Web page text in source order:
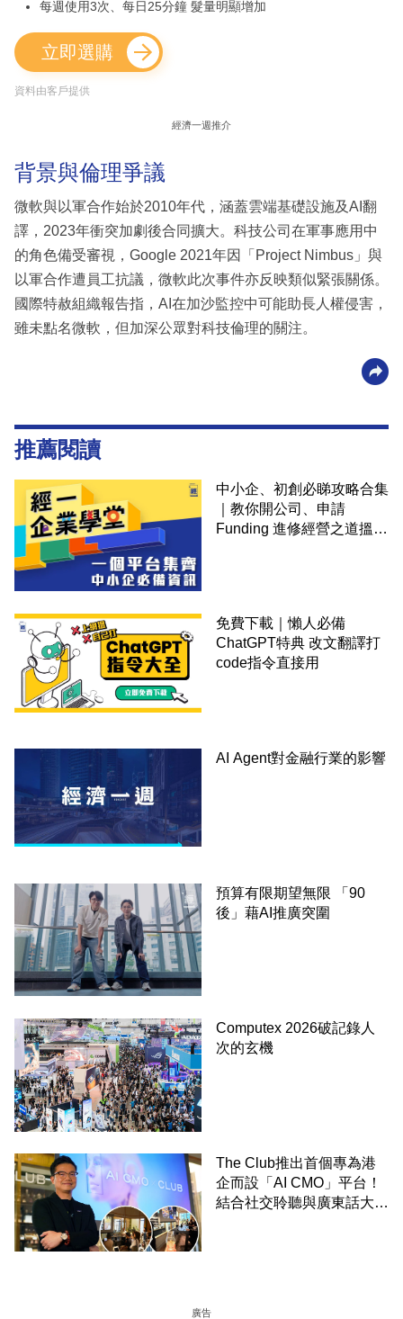
每週使用3次、每日25分鐘 髮量明顯增加
立即選購
資料由客戶提供
經濟一週推介
背景與倫理爭議
微軟與以軍合作始於2010年代，涵蓋雲端基礎設施及AI翻
譯，2023年衝突加劇後合同擴大。科技公司在軍事應用中
的角色備受審視，Google 2021年因「Project Nimbus」與
以軍合作遭員工抗議，微軟此次事件亦反映類似緊張關係。
國際特赦組織報告指，AI在加沙監控中可能助長人權侵害，
雖未點名微軟，但加深公眾對科技倫理的關注。
推薦閱讀
中小企、初創必睇攻略合集
｜教你開公司、申請
Funding 進修經營之道搵大
免費下載｜懶人必備
ChatGPT特典 改文翻譯打
code指令直接用
AI Agent對金融行業的影響
預算有限期望無限 「90
後」藉AI推廣突圍
Computex 2026破記錄人
次的玄機
The Club推出首個專為港
企而設「AI CMO」平台！
結合社交聆聽與廣東話大模
廣告